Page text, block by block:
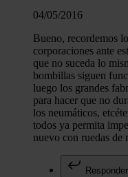
04/05/2016
Bueno, recordemos
corporaciones ante
que no suceda lo
bombillas siguen
luego los grandes
para hacer que no
los neumáticos,
todos ya permita
nuevo con ruedas de
Responder